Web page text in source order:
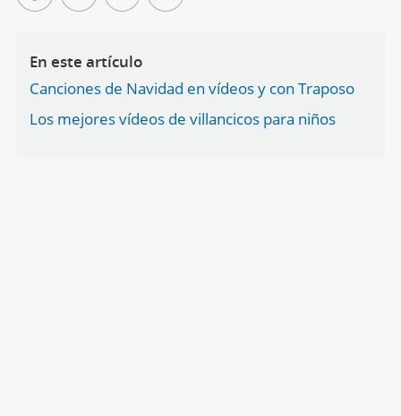
En este artículo
Canciones de Navidad en vídeos y con Traposo
Los mejores vídeos de villancicos para niños